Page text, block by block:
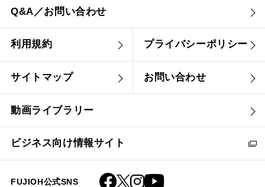
Q&A／お問い合わせ
利用規約 プライバシーポリシー
サイトマップ お問い合わせ
動画ライブラリー
ビジネス向け情報サイト
FUJIOH公式SNS